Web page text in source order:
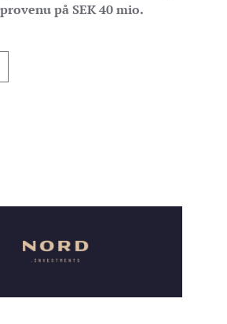
på SEK 40 mio.